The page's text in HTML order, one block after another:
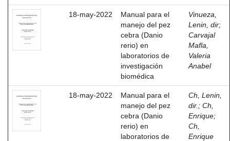
18-may-2022
Manual para el
manejo del pez
cebra (Danio
rerio) en
laboratorios de
investigación
biomédica
Vinueza,
Lenin, dir;
Carvajal
Mafla,
Valeria
Anabel
18-may-2022
Manual para el
manejo del pez
cebra (Danio
rerio) en
laboratorios de
Ch, Lenin,
dir. ; Ch,
Enrique;
Ch,
Enrique